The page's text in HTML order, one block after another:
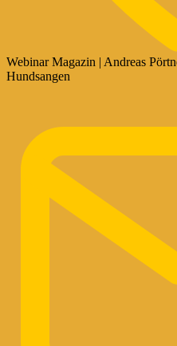
Webinar Magazin | Andreas
Hundsangen